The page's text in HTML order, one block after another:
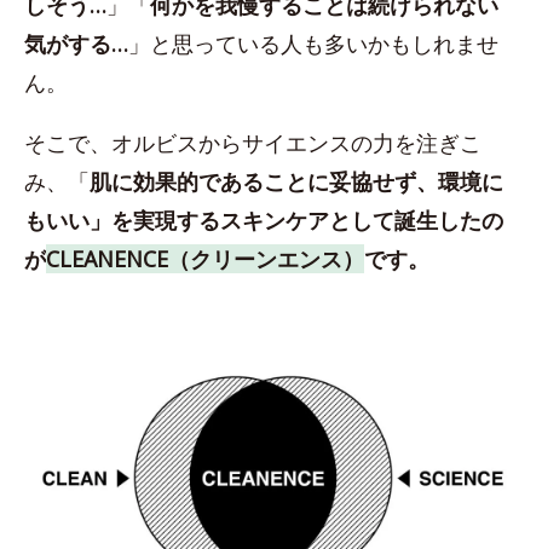
気がする… 」と思っている人も多いかもしれませ
ん。
そこで、オルビスからサイエンスの力を注ぎこ
み、「肌に効果的であることに妥協せず、環境に
もいい」を実現するスキンケアとして誕生したの
がCLEANENCE（クリーンエンス） です。